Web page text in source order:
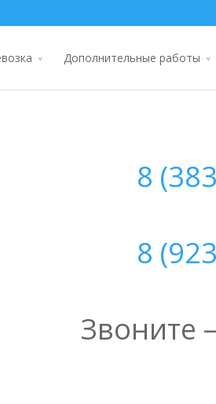
Дополнительные работы
8
8
Звоните